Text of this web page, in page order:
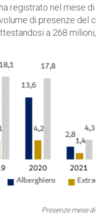
registrato nel mese
di presenze del
a 268
Presenze mese